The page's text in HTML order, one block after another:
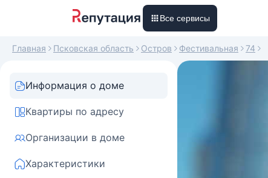
Все сервисы
Главная Псковская область Остров Фестивальная 74
Информация о доме
Квартиры по адресу
Организации в доме
Характеристики